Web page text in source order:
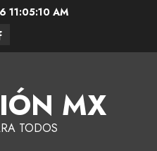
11:05:10 AM
MX
TODOS